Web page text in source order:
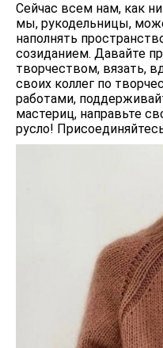
Сейчас всем нам, как
мы, рукодельницы,
наполнять
созиданием. Давайте
творчеством, вязать,
своих коллег по
работами,
мастериц, направьте
русло!